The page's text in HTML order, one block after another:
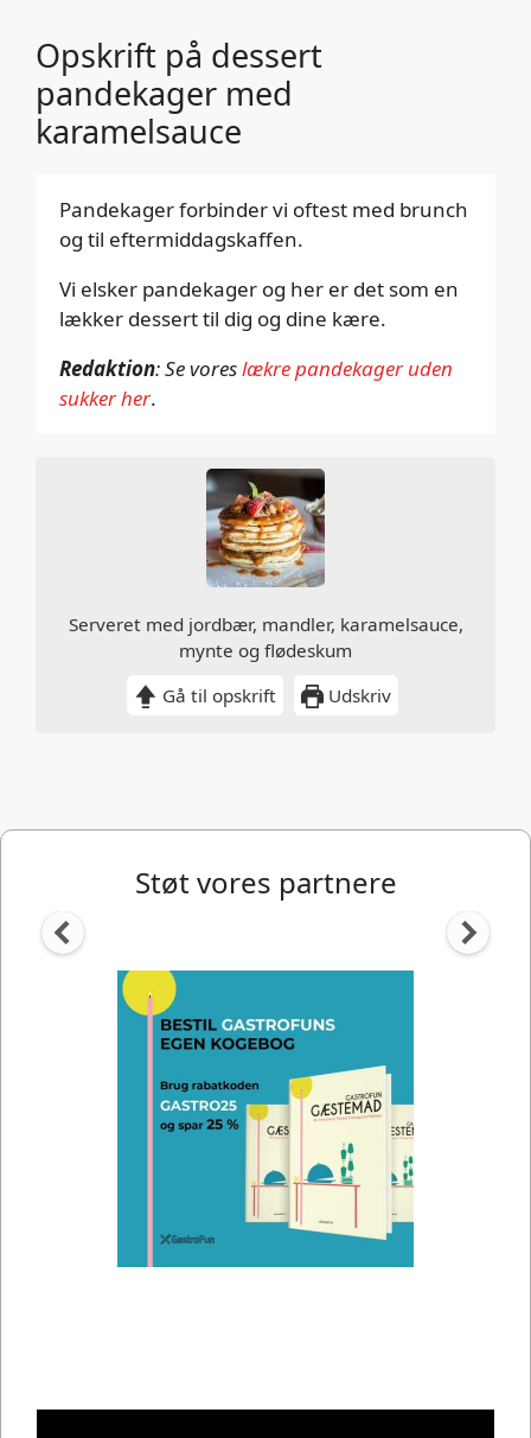
Serveret med jordbær, mandler, karamelsauce,
mynte og flødeskum
Gå til opskrift
Udskriv
Opskrift på dessert
pandekager med
karamelsauce
Pandekager forbinder vi oftest med brunch
og til eftermiddagskaffen.
Vi elsker pandekager og her er det som en
lækker dessert til dig og dine kære.
Redaktion: Se voreslækre pandekager uden
sukker her.
Støt vores partnere